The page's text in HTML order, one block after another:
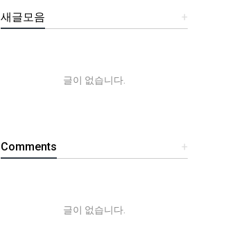
+
새글모음
글이 없습니다.
+
Comments
글이 없습니다.